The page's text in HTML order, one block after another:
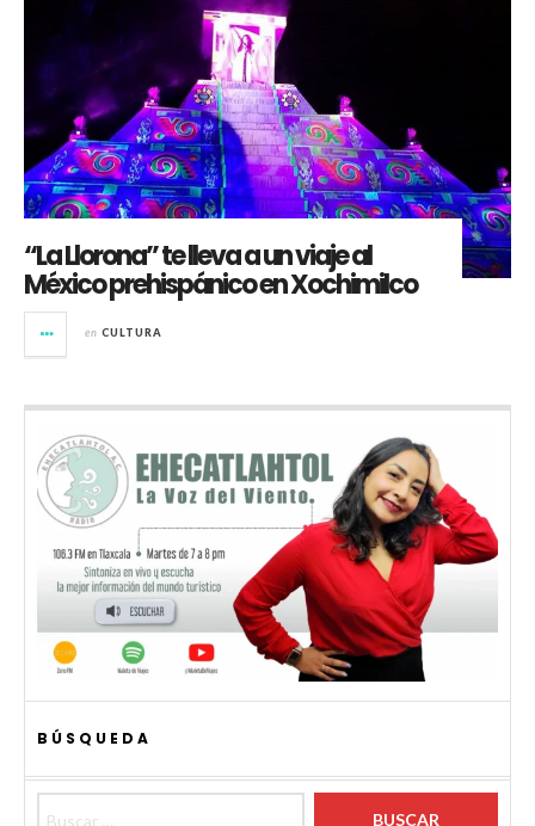
“La Llorona” te lleva a un viaje al
México prehispánico en Xochimilco
en CULTURA
BÚSQUEDA